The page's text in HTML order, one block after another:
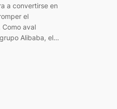
a convertirse en
el
Como aval
Alibaba, el…